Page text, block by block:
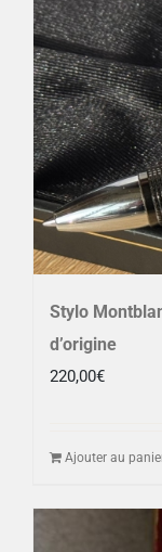
Stylo
d’origine
220,00€
Ajouter au